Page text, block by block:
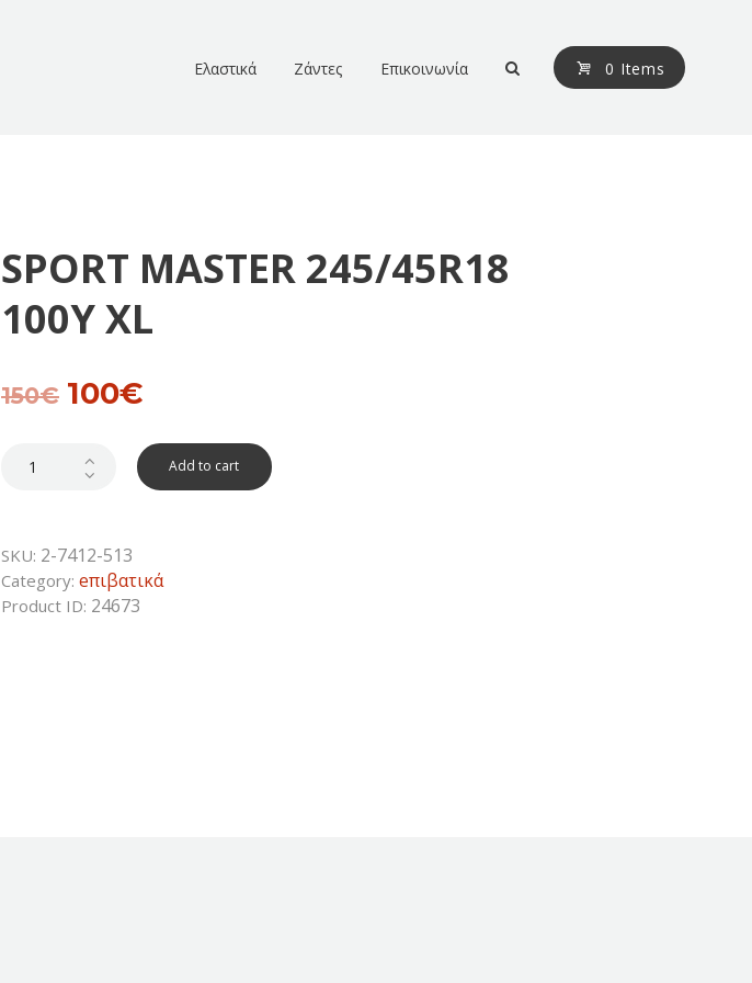
Ελαστικά Ζάντες Επικοινωνία 0 Items
SPORT MASTER 245/45R18
100Y XL
150€ Original
150€.
100€
is:
100€.
Add to cart
SKU: 2-7412-513
Category: eπιβατικά
Product ID: 24673